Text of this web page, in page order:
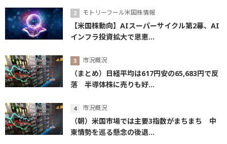
モトリーフール米国株情報
【米国株動向】AIスーパーサイクル第2幕、AI
インフラ投資拡大で恩恵...
市況概況
（まとめ）日経平均は617円安の65,683円で反
落 半導体株に売りも好...
市況概況
（朝）米国市場では主要3指数がまちまち 中
東情勢を巡る懸念の後退...